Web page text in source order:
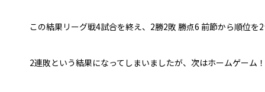
この結果リーグ戦4試合を終え、2勝2敗 勝点6 前節から順位を
2連敗という結果になってしまいましたが、次はホームゲーム！